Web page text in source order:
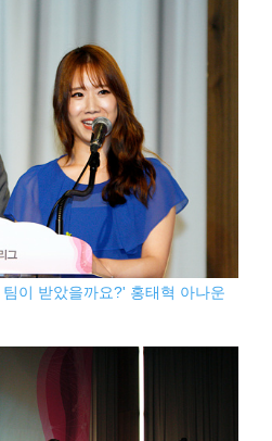
이 받았을까요?' 홍태혁 아나운